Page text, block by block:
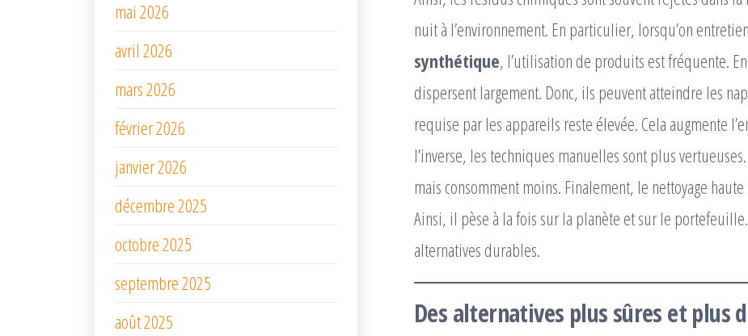
nuit à l’environnement. En particulier, lorsqu’on
synthétique, l’utilisation de produits est fréquente.
dispersent largement. Donc, ils peuvent atteindre les
requise par les appareils reste élevée. Cela augmente
l’inverse, les techniques manuelles sont plus
mais consomment moins. Finalement, le nettoyage
Ainsi, il pèse à la fois sur la planète et sur le portefeuille.
alternatives durables.
Des alternatives plus sûres et plus
mai 2026
avril 2026
mars 2026
février 2026
janvier 2026
décembre 2025
octobre 2025
septembre 2025
août 2025